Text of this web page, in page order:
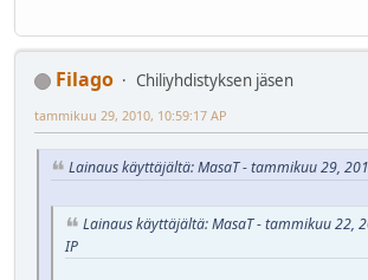
Filago
Chiliyhdistyksen jäsen
tammikuu 29, 2010, 10:59:17 AP
Lainaus käyttäjältä: MasaT - tammikuu 29,
Lainaus käyttäjältä: MasaT - tammikuu 22,
IP